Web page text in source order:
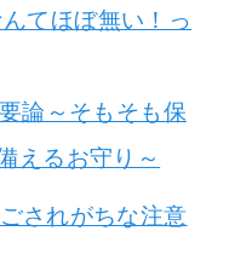
てほぼ無い！っ
論～そもそも保
えるお守り～
されがちな注意